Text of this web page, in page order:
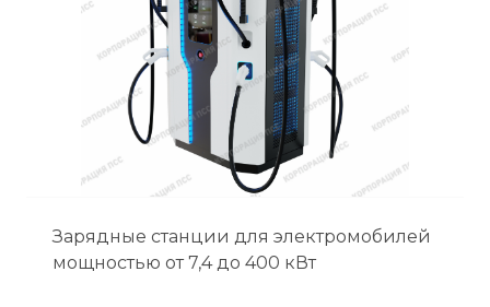
Зарядные станции для электромобилей
мощностью от 7,4 до 400 кВт